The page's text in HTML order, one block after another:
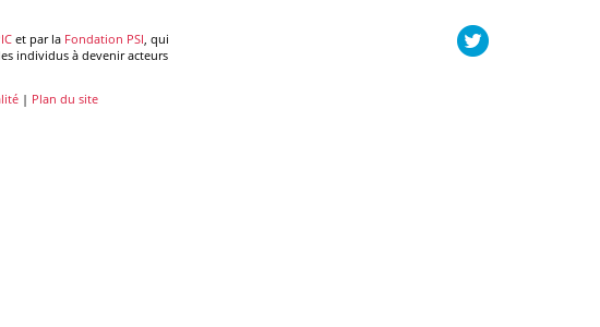
et par la Fondation PSI , qui
individus à devenir acteurs
| Plan du site